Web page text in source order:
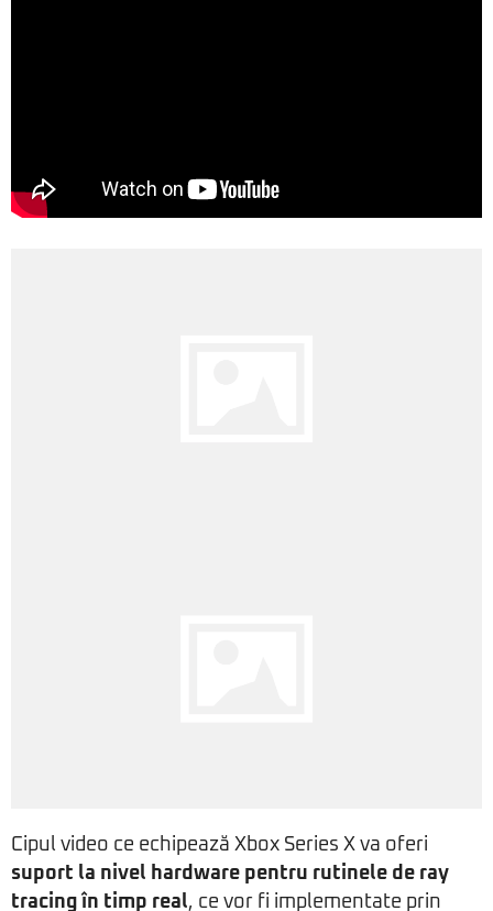
Cipul video ce echipează Xbox Series X va oferi
suport la nivel hardware pentru rutinele de ray
tracing în timp real, ce vor fi implementate prin